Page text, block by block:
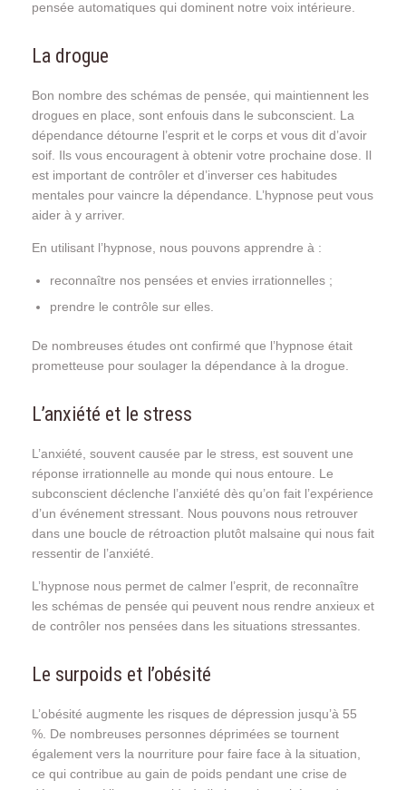
pensée automatiques qui dominent notre voix intérieure.
La drogue
Bon nombre des schémas de pensée, qui maintiennent les
drogues en place, sont enfouis dans le subconscient. La
dépendance détourne l’esprit et le corps et vous dit d’avoir
soif. Ils vous encouragent à obtenir votre prochaine dose. Il
est important de contrôler et d’inverser ces habitudes
mentales pour vaincre la dépendance. L’hypnose peut vous
aider à y arriver.
En utilisant l’hypnose, nous pouvons apprendre à :
reconnaître nos pensées et envies irrationnelles ;
prendre le contrôle sur elles.
De nombreuses études ont confirmé que l’hypnose était
prometteuse pour soulager la dépendance à la drogue.
L’anxiété et le stress
L’anxiété, souvent causée par le stress, est souvent une
réponse irrationnelle au monde qui nous entoure. Le
subconscient déclenche l’anxiété dès qu’on fait l’expérience
d’un événement stressant. Nous pouvons nous retrouver
dans une boucle de rétroaction plutôt malsaine qui nous fait
ressentir de l’anxiété.
L’hypnose nous permet de calmer l’esprit, de reconnaître
les schémas de pensée qui peuvent nous rendre anxieux et
de contrôler nos pensées dans les situations stressantes.
Le surpoids et l’obésité
L’obésité augmente les risques de dépression jusqu’à 55
%. De nombreuses personnes déprimées se tournent
également vers la nourriture pour faire face à la situation,
ce qui contribue au gain de poids pendant une crise de